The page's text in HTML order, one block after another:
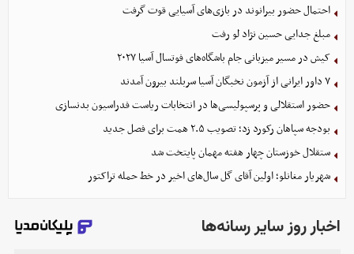
احتمال حضور بیرانوند در بازی‌های آسیایی قوت گرفت
مبلغ جدایی حسین نژاد لو رفت
کیش در مسیر میزبانی جام باشگاه‌های فوتسال آسیا ۲۰۲۷
۷ داور ایرانی از آزمون نخبگان آسیا سربلند بیرون آمدند
حضور استقلالی و پرسپولیسی‌ها در انتخابات ریاست فدراسیون بدنسازی
بودجه سپاهان رکورد زد؛ تصویب ۲.۵ همت برای فصل جدید
ستقلال خوزستان چهار هفته مهمان پایتخت شد
شهریار مغانلو؛ اولین آقای گل سال‌های اخیر در خط حمله تراکتور